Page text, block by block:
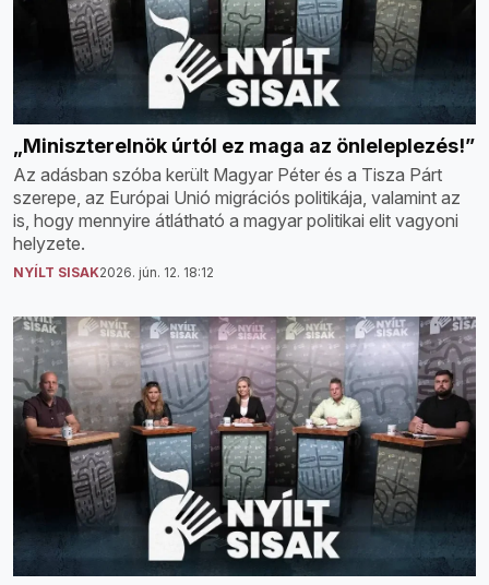
„Miniszterelnök úrtól ez maga az önleleplezés!”
Az adásban szóba került Magyar Péter és a Tisza Párt
szerepe, az Európai Unió migrációs politikája, valamint az
is, hogy mennyire átlátható a magyar politikai elit vagyoni
helyzete.
NYÍLT SISAK2026. jún. 12. 18:12